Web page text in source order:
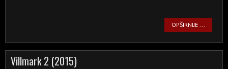
OPŠIRNIJE ...
Villmark 2 (2015)